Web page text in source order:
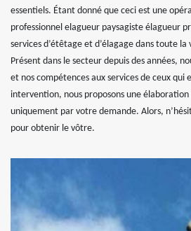
essentiels. Étant donné que ceci est une
professionnel elagueur paysagiste élagueur
services d’étêtage et d’élagage dans toute
Présent dans le secteur depuis des années,
et nos compétences aux services de ceux
intervention, nous proposons une élaboration
uniquement par votre demande. Alors,
pour obtenir le vôtre.